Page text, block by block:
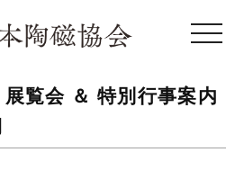
toggle
覧会 ＆ 特別行事案内